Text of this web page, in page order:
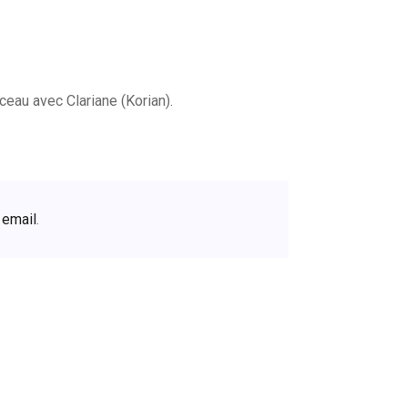
avec Clariane (Korian).
email.